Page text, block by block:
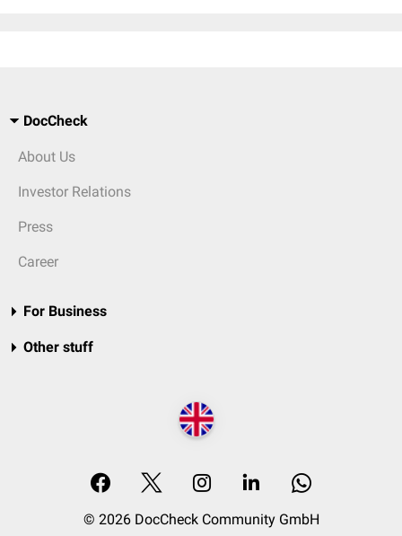
DocCheck
About Us
Investor Relations
Press
Career
For Business
Other stuff
© 2026 DocCheck Community GmbH